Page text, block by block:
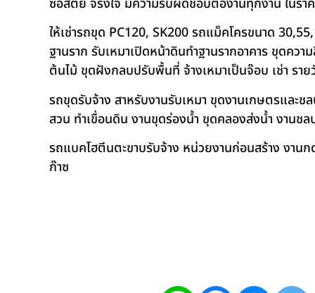
ให้เช่ารถขุด PC120, SK200 รถแม็คโครขนาด
ฐานราก รับเหมาเปิดหน้าดินทำฐานรากอาคาร ขุดค
ต้นไม้ ขุดฝังกลบปรับพื้นที่ จ้างเหมาเป็นจ๊อบ เช่า ราย
รถขุดรับจ้าง สาหรับงานรับเหมา ขุดงานเกษตรและ
สวน ทำเขื่อนดิน งานขุดร่องน้ำ ขุดคลองส่งน้ำ งานช
รถแบคโฮตีนตะขาบรับจ้าง หน่วยงานก่อนสร้าง งาน
ก๊าซ